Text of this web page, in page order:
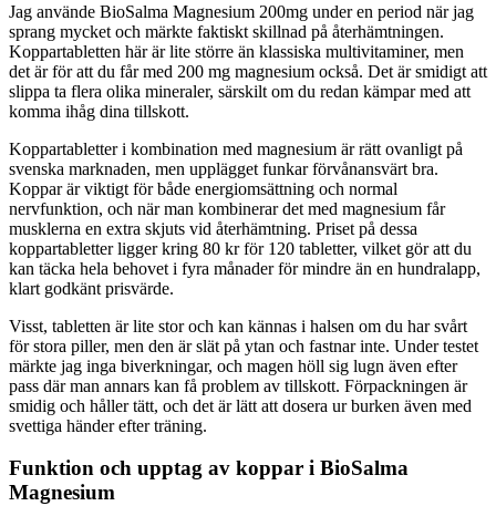
Jag använde BioSalma Magnesium 200mg under en period när jag
sprang mycket och märkte faktiskt skillnad på återhämtningen.
Koppartabletten här är lite större än klassiska multivitaminer, men
det är för att du får med 200 mg magnesium också. Det är smidigt att
slippa ta flera olika mineraler, särskilt om du redan kämpar med att
komma ihåg dina tillskott.
Koppartabletter i kombination med magnesium är rätt ovanligt på
svenska marknaden, men upplägget funkar förvånansvärt bra.
Koppar är viktigt för både energiomsättning och normal
nervfunktion, och när man kombinerar det med magnesium får
musklerna en extra skjuts vid återhämtning. Priset på dessa
koppartabletter ligger kring 80 kr för 120 tabletter, vilket gör att du
kan täcka hela behovet i fyra månader för mindre än en hundralapp,
klart godkänt prisvärde.
Visst, tabletten är lite stor och kan kännas i halsen om du har svårt
för stora piller, men den är slät på ytan och fastnar inte. Under testet
märkte jag inga biverkningar, och magen höll sig lugn även efter
pass där man annars kan få problem av tillskott. Förpackningen är
smidig och håller tätt, och det är lätt att dosera ur burken även med
svettiga händer efter träning.
Funktion och upptag av koppar i BioSalma
Magnesium